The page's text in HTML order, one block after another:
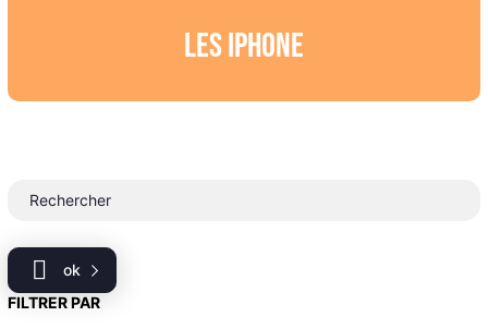
Les IPhone

ok
FILTRER PAR